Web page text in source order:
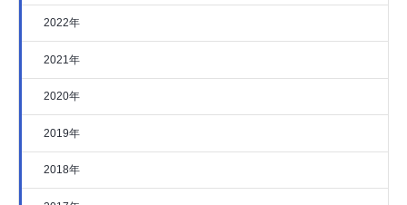
2022年
2021年
2020年
2019年
2018年